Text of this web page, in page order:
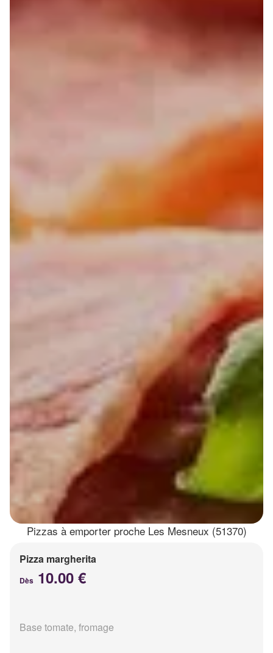
Pizzas à emporter proche Les Mesneux (51370)
Pizza margherita
Dès 10.00 €
Base tomate, fromage